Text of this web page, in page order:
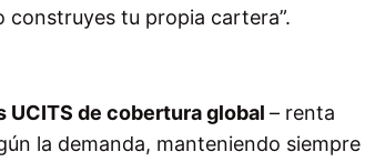
construyes tu propia cartera”.
UCITS de cobertura global – renta
la demanda, manteniendo siempre